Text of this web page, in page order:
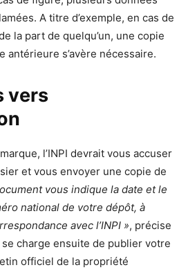
A titre d’exemple, en cas de
la part de quelqu’un, une copie
antérieure s’avère nécessaire.
vers
l’INPI devrait vous accuser
et vous envoyer une copie de
vous indique la date et le
national de votre dépôt, à
avec l’INPI », précise
se charge ensuite de publier votre
officiel de la propriété